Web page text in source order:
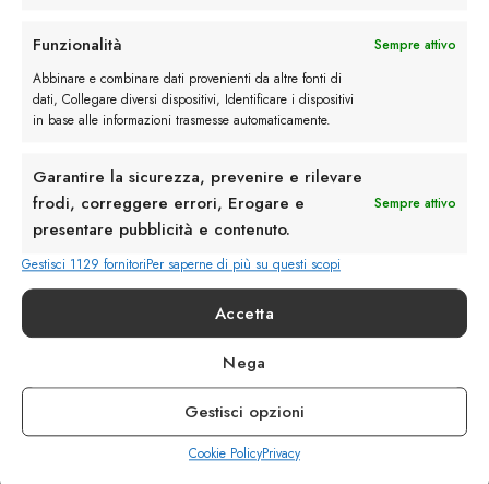
Funzionalità
Sempre attivo
Abbinare e combinare dati provenienti da altre fonti di
dati, Collegare diversi dispositivi, Identificare i dispositivi
in base alle informazioni trasmesse automaticamente.
Garantire la sicurezza, prevenire e rilevare
frodi, correggere errori, Erogare e
presentare pubblicità e contenuto.
Sempre attivo
Gestisci 1129 fornitoriPer saperne di più su questi scopi
Accetta
Nega
Gestisci opzioni
Cookie PolicyPrivacy
Servizio Clienti
info@calzaturebelfiore.com
MI 20145 • Milano
Via Belfiore 9
Termini e Condizioni
Resi e Rimborsi
Spedizioni
Privacy